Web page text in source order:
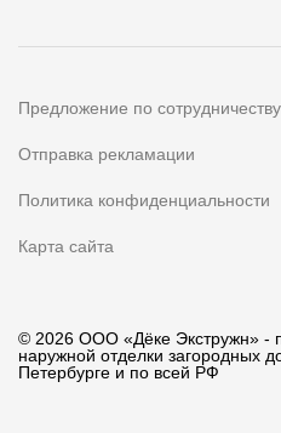
Предложение по сотрудничеству
Отправка рекламации
Политика конфиденциальности
Карта сайта
© 2026 ООО «Дёке Экстружн» -
наружной отделки загородных
Петербурге и по всей РФ